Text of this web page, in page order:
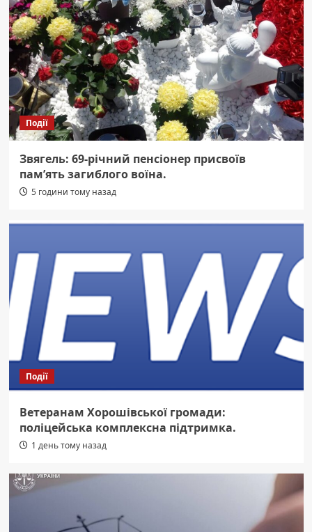
Події
Звягель: 69-річний пенсіонер присвоїв
пам’ять загиблого воїна.
5 години тому назад
Події
Ветеранам Хорошівської громади:
поліцейська комплексна підтримка.
1 день тому назад